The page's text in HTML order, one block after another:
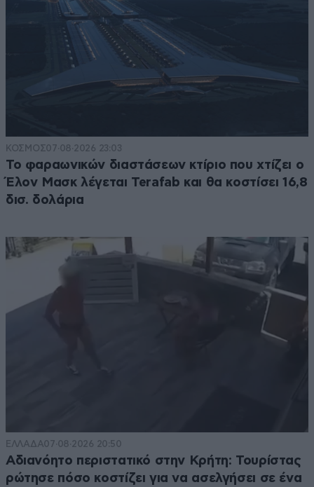
ΚΟΣΜΟΣ07·08·2026 23:03
Το φαραωνικών διαστάσεων κτίριο που χτίζει ο
Έλον Μασκ λέγεται Terafab και θα κοστίσει 16,8
δισ. δολάρια
ΕΛΛΑΔΑ07·08·2026 20:50
Αδιανόητο περιστατικό στην Κρήτη: Τουρίστας
ρώτησε πόσο κοστίζει για να ασελγήσει σε ένα